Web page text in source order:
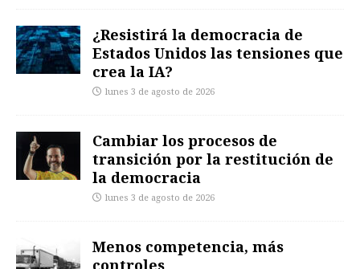
¿Resistirá la democracia de
Estados Unidos las tensiones que
crea la IA?
lunes 3 de agosto de 2026
Cambiar los procesos de
transición por la restitución de
la democracia
lunes 3 de agosto de 2026
Menos competencia, más
controles